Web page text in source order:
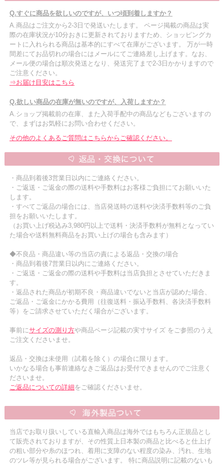
Q.すぐに商品を欲しいのですが、いつ頃到着しますか？
A.商品はご注文から2-3日で発送いたします。 ページ掲載の商品は実
際の在庫状況が10分おきに更新されておりますため、ショッピングカ
ートに入れられる商品は基本的にすべて在庫がございます。 万が一時
間差にてお品切れの場合にはメールにてご連絡差し上げます。なお、
メール便の場合は順次発送となり、発送完了まで2-3日かかりますので
ご注意ください。
⇒お届け目安はこちら
Q.欲しい商品の在庫が無いのですが、入荷しますか？
A.ショップ掲載前の在庫、また入荷手配中の商品などもございますの
で、まずはお気軽にお問い合わせください。
その他のよくあるご質問はこちらからご確認ください。
・商品到着後3営業日以内にご連絡ください。
・ご返送・ご返金の際の送料や手数料はお客様ご負担にてお願いいた
します。
・すべてご返品の場合には、当店発送時の送料や決済手数料等のご負
担をお願いいたします。
（お買い上げ税込み3,980円以上で送料・決済手数料が無料となってい
た場合や送料無料商品をお買い上げの場合も含みます）
◆不良品・商品違い等の当店の責による返品・交換の場合
・商品到着後7営業日以内にご連絡ください。
・ご返送・ご返金の際の送料や手数料は当店負担とさせていただきま
す。
・返品された商品が初期不良・商品違いでないと当店が認めた場合、
ご返品・ご返金にかかる費用（往復送料・振込手数料、各決済手数料
等）をご請求させていただく場合がございます。
事前にサイズの測り方や商品ページ記載の実寸サイズ をご参照のうえ
ご注文くださいませ。
返品・交換は未使用（試着を除く）の場合に限ります。
いかなる場合も事前連絡なきご返品はお受付できませんのでご注意く
ださいませ。
ご返品についての詳細をご確認くださいませ。
当店でお取り扱いしている直輸入商品は海外ではもちろん正規品とし
て販売されておりますが、その性質上日本製の商品と比べると仕上げ
の粗い部分や糸のほつれ、着用に支障のない程度の染み、汚れ、生地
のツレ等が見られる場合がございます。 特に商品説明に記載のないも